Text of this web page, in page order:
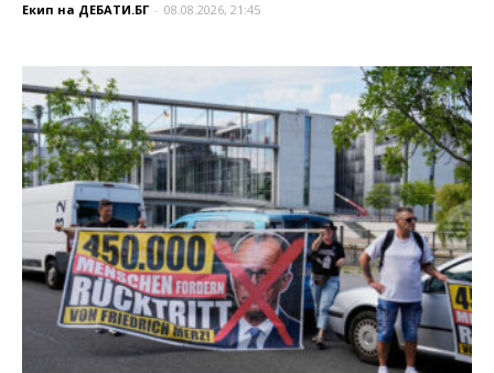
Екип на ДЕБАТИ.БГ - 08.08.2026, 21:45